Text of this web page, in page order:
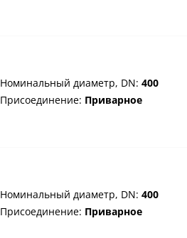
Номинальный диаметр, DN: 400
Присоединение: Приварное
Номинальный диаметр, DN: 400
Присоединение: Приварное